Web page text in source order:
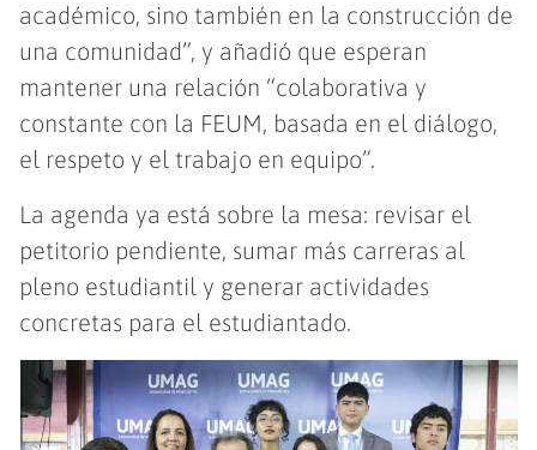
académico, sino también en la construcción de
una comunidad”, y añadió que esperan
mantener una relación “colaborativa y
constante con la FEUM, basada en el diálogo,
el respeto y el trabajo en equipo”.
La agenda ya está sobre la mesa: revisar el
petitorio pendiente, sumar más carreras al
pleno estudiantil y generar actividades
concretas para el estudiantado.